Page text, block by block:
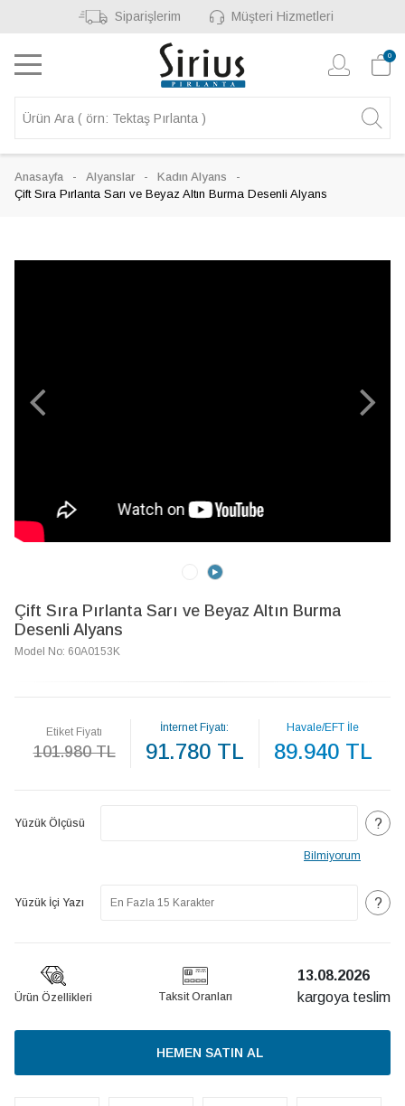
Siparişlerim Müşteri Hizmetleri
0
Anasayfa Alyanslar
Kadın Alyans
Çift Sıra Pırlanta Sarı ve Beyaz Altın Burma Desenli Alyans
Çift Sıra Pırlanta Sarı ve Beyaz Altın Burma
Desenli Alyans
Model No: 60A0153K
Etiket Fiyatı
101.980 TL
İnternet Fiyatı:
91.780 TL
Havale/EFT İle
89.940 TL
Yüzük Ölçüsü ?
Bilmiyorum
Yüzük İçi Yazı ?
Ürün Özellikleri Taksit Oranları
13.08.2026
kargoya teslim
HEMEN SATIN AL